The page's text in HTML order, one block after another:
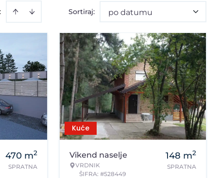
Sortiraj: po datumu
470 m2
SPRATNA
Kuće
Vikend naselje
VRDNIK
ŠIFRA: #528449
148 m2
SPRATNA